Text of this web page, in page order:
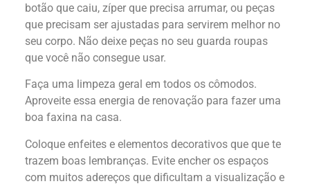
botão que caiu, zíper que precisa arrumar, ou peças
que precisam ser ajustadas para servirem melhor no
seu corpo. Não deixe peças no seu guarda roupas
que você não consegue usar.
Faça uma limpeza geral em todos os cômodos.
Aproveite essa energia de renovação para fazer uma
boa faxina na casa.
Coloque enfeites e elementos decorativos que que te
trazem boas lembranças. Evite encher os espaços
com muitos adereços que dificultam a visualização e